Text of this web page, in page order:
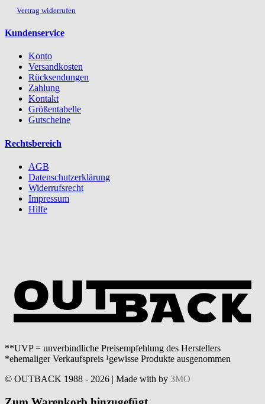
Vertrag widerrufen
Kundenservice
Konto
Versandkosten
Rücksendungen
Zahlung
Kontakt
Größentabelle
Gutscheine
Rechtsbereich
AGB
Datenschutzerklärung
Widerrufsrecht
Impressum
Hilfe
**UVP = unverbindliche Preisempfehlung des Herstellers
*ehemaliger Verkaufspreis ¹gewisse Produkte ausgenommen
© OUTBACK 1988 - 2026 | Made with by 3MO